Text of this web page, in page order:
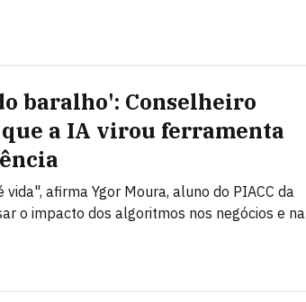
baralho': Conselheiro
a IA virou ferramenta
vida", afirma Ygor Moura, aluno do PIACC da
o impacto dos algoritmos nos negócios e na